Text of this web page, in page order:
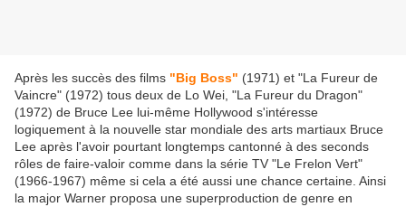
Après les succès des films "Big Boss" (1971) et "La Fureur de
Vaincre" (1972) tous deux de Lo Wei, "La Fureur du Dragon"
(1972) de Bruce Lee lui-même Hollywood s'intéresse
logiquement à la nouvelle star mondiale des arts martiaux Bruce
Lee après l'avoir pourtant longtemps cantonné à des seconds
rôles de faire-valoir comme dans la série TV "Le Frelon Vert"
(1966-1967) même si cela a été aussi une chance certaine. Ainsi
la major Warner proposa une superproduction de genre en